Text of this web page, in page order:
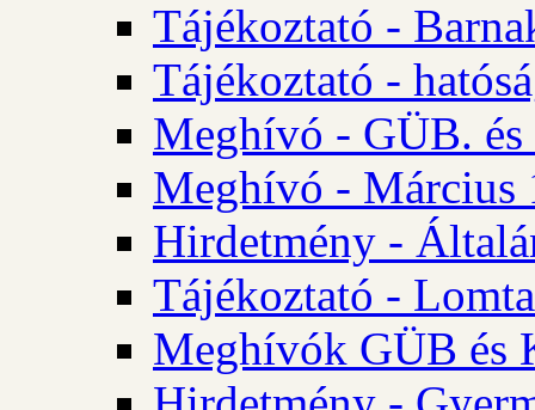
Tájékoztató -
Tájékoztató -
Meghívó - GÜB.
Meghívó - Március
Hirdetmény -
Tájékoztató -
Meghívók GÜB és